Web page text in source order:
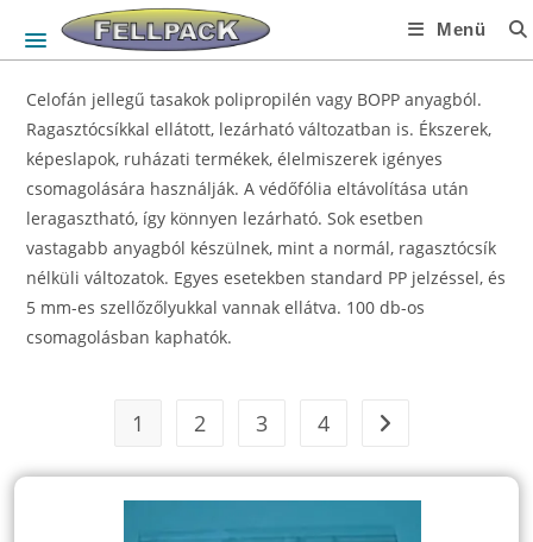
Menü
Celofán jellegű tasakok polipropilén vagy BOPP anyagból.
Ragasztócsíkkal ellátott, lezárható változatban is. Ékszerek,
képeslapok, ruházati termékek, élelmiszerek igényes
csomagolására használják. A védőfólia eltávolítása után
leragasztható, így könnyen lezárható. Sok esetben
vastagabb anyagból készülnek, mint a normál, ragasztócsík
nélküli változatok. Egyes esetekben standard PP jelzéssel, és
5 mm-es szellőzőlyukkal vannak ellátva. 100 db-os
csomagolásban kaphatók.
1 2 3 4